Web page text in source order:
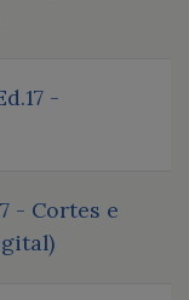
-
- Cortes e